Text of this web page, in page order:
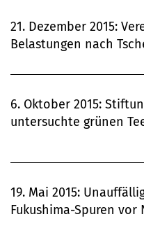
21. Dezember 2015:
Belastungen nach
6. Oktober 2015:
untersuchte grünen
19. Mai 2015:
Fukushima-Spuren vor